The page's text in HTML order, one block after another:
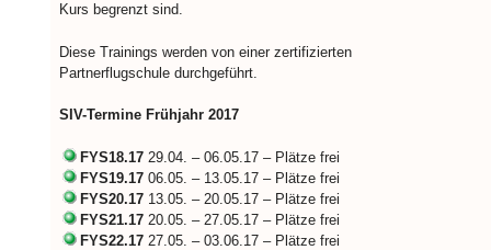
Kurs begrenzt sind.
Diese Trainings werden von einer zertifizierten
Partnerflugschule durchgeführt.
SIV-Termine Frühjahr 2017
FYS18.17 29.04. – 06.05.17 – Plätze frei
FYS19.17 06.05. – 13.05.17 – Plätze frei
FYS20.17 13.05. – 20.05.17 – Plätze frei
FYS21.17 20.05. – 27.05.17 – Plätze frei
FYS22.17 27.05. – 03.06.17 – Plätze frei